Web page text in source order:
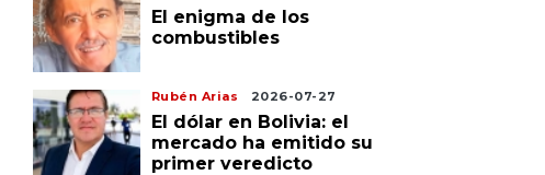
El enigma de los
combustibles
Rubén Arias 2026-07-27
El dólar en Bolivia: el
mercado ha emitido su
primer veredicto